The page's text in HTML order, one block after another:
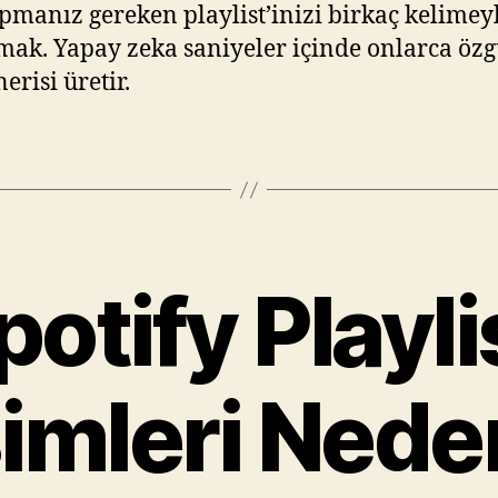
gereken playlist’inizi birkaç
Yapay zeka saniyeler içinde onlarca
üretir.